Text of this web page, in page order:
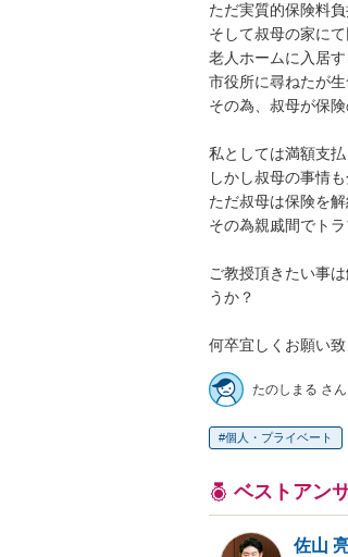
ただ実質的保険料
そして叔母の家に
老人ホームに入居
市役所に尋ねたが
その為、叔母が保
私としては満額支
しかし叔母の事情
ただ叔母は保険を
その為親戚間でト
ご教授頂きたい事
うか？
何卒宜しくお願い致
たのしまる さん
個人・プライベート
ベストアン
佐山